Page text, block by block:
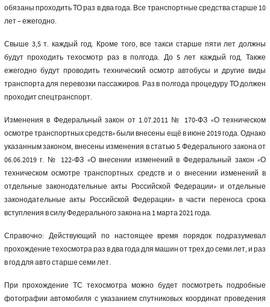
обязаны проходить ТО раз в два года. Все транспортные средства старше 10
лет – ежегодно.
Свыше 3,5 т. каждый год. Кроме того, все такси старше пяти лет должны
будут проходить техосмотр раз в полгода. До 5 лет каждый год. Также
ежегодно будут проводить технический осмотр автобусы и другие виды
транспорта для перевозки пассажиров. Раз в полгода процедуру ТО должен
проходит спецтранспорт.
Изменения в Федеральный закон от 1.07.2011 № 170-ФЗ «О техническом
осмотре транспортных средств» были внесены ещё в июне 2019 года. Однако
указанным законом, внесены изменения в статью 5 Федерального закона от
06.06.2019 г. № 122-ФЗ «О внесении изменений в Федеральный закон «О
техническом осмотре транспортных средств и о внесении изменений в
отдельные законодательные акты Российской Федерации» и отдельные
законодательные акты Российской Федерации» в части переноса срока
вступления в силу Федерального закона на 1 марта 2021 года.
Справочно: Действующий по настоящее время порядок подразумевал
прохождение техосмотра раз в два года для машин от трех до семи лет, и раз
в год для авто старше семи лет.
При прохождение ТС техосмотра можно будет посмотреть подробные
фотографии автомобиля с указанием спутниковых координат проведения